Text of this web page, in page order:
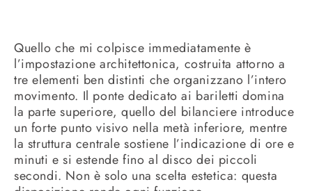
Quello che mi colpisce immediatamente è
l’impostazione architettonica, costruita attorno a
tre elementi ben distinti che organizzano l’intero
movimento. Il ponte dedicato ai bariletti domina
la parte superiore, quello del bilanciere introduce
un forte punto visivo nella metà inferiore, mentre
la struttura centrale sostiene l’indicazione di ore e
minuti e si estende fino al disco dei piccoli
secondi. Non è solo una scelta estetica: questa